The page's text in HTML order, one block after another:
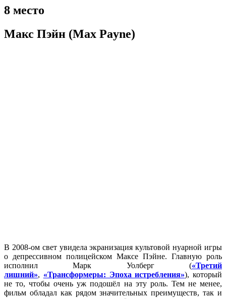
8 место
Макс Пэйн (Max Payne)
В 2008-ом свет увидела экранизация культовой нуарной игры
о депрессивном полицейском Максе Пэйне. Главную роль
исполнил Марк Уолберг («Третий
лишний», «Трансформеры: Эпоха истребления»), который
не то, чтобы очень уж подошёл на эту роль. Тем не менее,
фильм обладал как рядом значительных преимуществ, так и